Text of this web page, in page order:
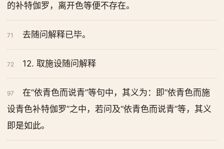
的补特伽罗，离开色等便不存在。
71 去随问解释已毕。
72 12. 取施设随问解释
97
在“依青色而说青”等句中，其义为：即“依青色而施
设青色补特伽罗”之中，若问及“依青色而说青”等，其义
即是如此。